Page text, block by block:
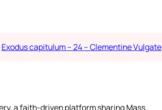
Exodus capitulum – 24 – Clementine Vulgate
a faith-driven platform sharing Mass